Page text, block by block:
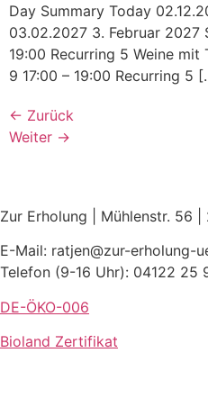
Day Summary Today
03.02.2027 3. Februar 2027
19:00 Recurring 5 Weine mit
9 17:00 – 19:00 Recurring 5
← Zurück
Weiter →
Zur Erholung | Mühlenstr. 56
E-Mail: ratjen@zur-erholung-
Telefon (9-16 Uhr): 04122 25
DE-ÖKO-006
Bioland Zertifikat